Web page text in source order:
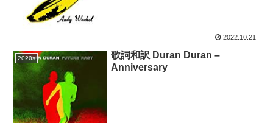
2022.10.21
2020s
歌詞和訳 Duran Duran –
Anniversary